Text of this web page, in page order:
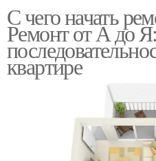
С чего начать
Ремонт от А до
квартире